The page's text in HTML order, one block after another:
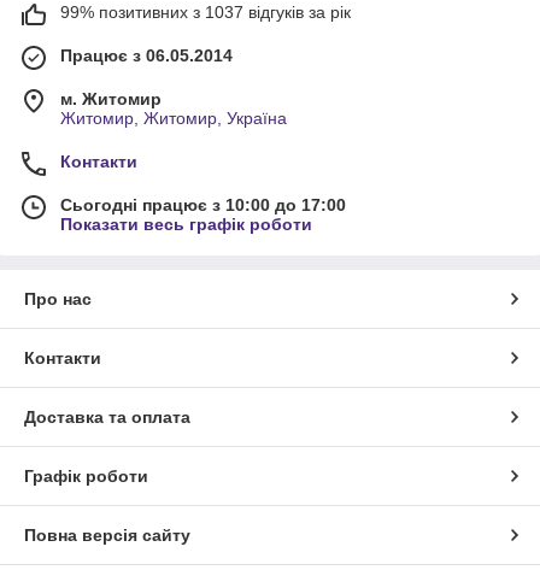
99% позитивних з 1037 відгуків за рік
Працює з 06.05.2014
м. Житомир
Житомир, Житомир, Україна
Контакти
Сьогодні працює з 10:00 до 17:00
Показати весь графік роботи
Про нас
Контакти
Доставка та оплата
Графік роботи
Повна версія сайту